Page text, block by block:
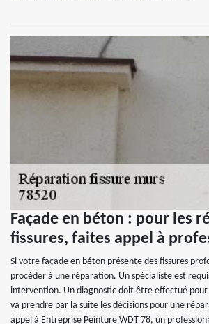
Façade en béton : pour les
fissures, faites appel à
Si votre façade en béton présente des fissures
procéder à une réparation. Un spécialiste est
intervention. Un diagnostic doit être effectué
va prendre par la suite les décisions pour une
appel à Entreprise Peinture WDT 78, un